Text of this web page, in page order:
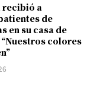
recibió a
de
en su casa de
colores